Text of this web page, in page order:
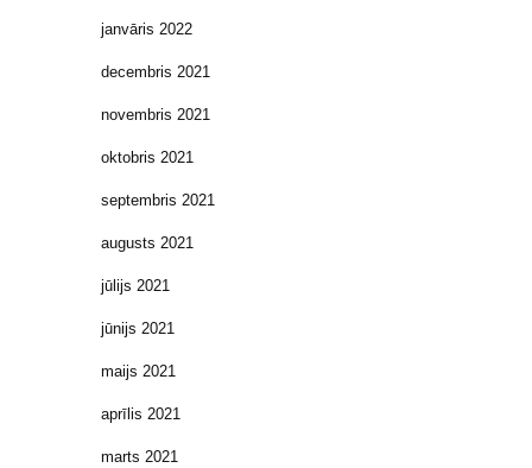
janvāris 2022
decembris 2021
novembris 2021
oktobris 2021
septembris 2021
augusts 2021
jūlijs 2021
jūnijs 2021
maijs 2021
aprīlis 2021
marts 2021